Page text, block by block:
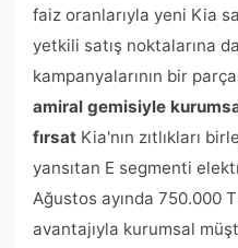
faiz oranlarıyla yeni Kia
yetkili satış noktalarına
kampanyalarının bir
amiral gemisiyle
fırsat Kia'nın zıtlıkları
yansıtan E segmenti
Ağustos ayında 750.000
avantajıyla kurumsal